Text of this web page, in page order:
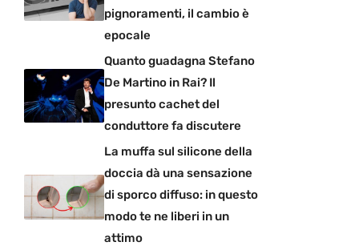
pignoramenti, il cambio è
epocale
Quanto guadagna Stefano
De Martino in Rai? Il
presunto cachet del
conduttore fa discutere
La muffa sul silicone della
doccia dà una sensazione
di sporco diffuso: in questo
modo te ne liberi in un
attimo